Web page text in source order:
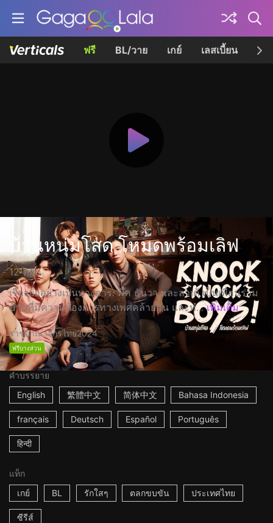
ฟรี BL/วาย เกย์ เลสเบี้ยน เค
บ้านหนุ่มโสด โหมดพร้อมเลิฟ
12 ตอน
เรื่องย่ออย่างเป็นทางการ: พีค ธันวา และลาเต้ เป็นเพื่อนร่วม
บ้านที่มีความต้องการทางเพศคล้ายกัน และทํ... เพิ่มเติม
ราชอาณาจักรไทย2024
ฟรีบางส่วน
คำบรรยาย
English
繁體中文 简体中文 Bahasa Indonesia
français Deutsch Español Português
हिन्दी
แท็ก
เกย์
BL รักใสๆ ตลกขบขัน ประเทศไทย
ซีรีส์